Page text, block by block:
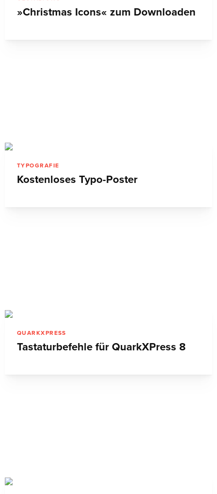
»Christmas Icons« zum Downloaden
TYPOGRAFIE
Kostenloses Typo-Poster
QUARKXPRESS
Tastaturbefehle für QuarkXPress 8